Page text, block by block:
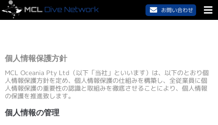
お問い合わせ
個人情報保護方針
MCL Oceania Pty Ltd（以下「当社」といいます）は、以下のとおり個
人情報保護方針を定め、個人情報保護の仕組みを構築し、全従業員に個
人情報保護の重要性の認識と取組みを徹底させることにより、個人情報
の保護を推進致します。
個人情報の管理